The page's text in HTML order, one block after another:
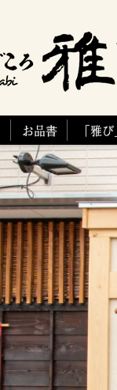
お品書 「雅